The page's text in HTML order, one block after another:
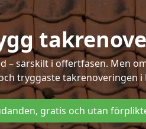
– särskilt i offertfasen. Men
tryggaste takrenoveringen i
gratis och utan